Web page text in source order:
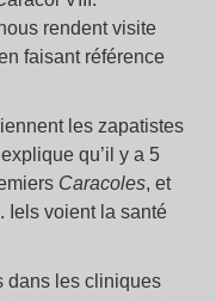
rendent visite
faisant référence
les zapatistes
qu’il y a 5
Caracoles, et
Iels voient la santé
dans les cliniques